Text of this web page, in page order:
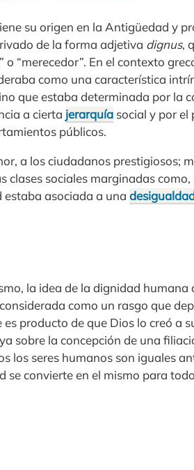
su origen en la Antigüedad y
de la forma adjetiva dignus,
o “merecedor”. En el contexto
como una característica
que estaba determinada por la
a cierta jerarquía social y por el
públicos.
a los ciudadanos prestigiosos;
sociales marginadas
estaba asociada a una
la idea de la dignidad humana
como un rasgo que
producto de que Dios lo creó a
sobre la concepción de una
los seres humanos son iguales
se convierte en el mismo para